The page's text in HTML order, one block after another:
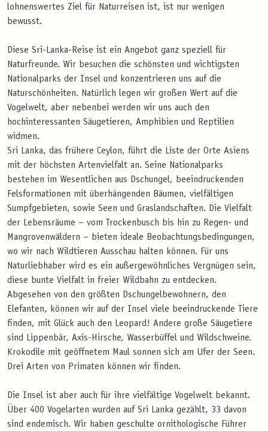
lohnenswertes Ziel für Naturreisen ist, ist nur wenigen
bewusst.
Diese Sri-Lanka-Reise ist ein Angebot ganz speziell für
Naturfreunde. Wir besuchen die schönsten und wichtigsten
Nationalparks der Insel und konzentrieren uns auf die
Naturschönheiten. Natürlich legen wir großen Wert auf die
Vogelwelt, aber nebenbei werden wir uns auch den
hochinteressanten Säugetieren, Amphibien und Reptilien
widmen.
Sri Lanka, das frühere Ceylon, führt die Liste der Orte Asiens
mit der höchsten Artenvielfalt an. Seine Nationalparks
bestehen im Wesentlichen aus Dschungel, beeindruckenden
Felsformationen mit überhängenden Bäumen, vielfältigen
Sumpfgebieten, sowie Seen und Graslandschaften. Die Vielfalt
der Lebensräume – vom Trockenbusch bis hin zu Regen- und
Mangrovenwäldern – bieten ideale Beobachtungsbedingungen,
wo wir nach Wildtieren Ausschau halten können. Für uns
Naturliebhaber wird es ein außergewöhnliches Vergnügen sein,
diese bunte Vielfalt in freier Wildbahn zu entdecken.
Abgesehen von den größten Dschungelbewohnern, den
Elefanten, können wir auf der Insel viele beeindruckende Tiere
finden, mit Glück auch den Leopard! Andere große Säugetiere
sind Lippenbär, Axis-Hirsche, Wasserbüffel und Wildschweine.
Krokodile mit geöffnetem Maul sonnen sich am Ufer der Seen.
Drei Arten von Primaten können wir finden.
Die Insel ist aber auch für ihre vielfältige Vogelwelt bekannt.
Über 400 Vogelarten wurden auf Sri Lanka gezählt, 33 davon
sind endemisch. Wir haben geschulte ornithologische Führer